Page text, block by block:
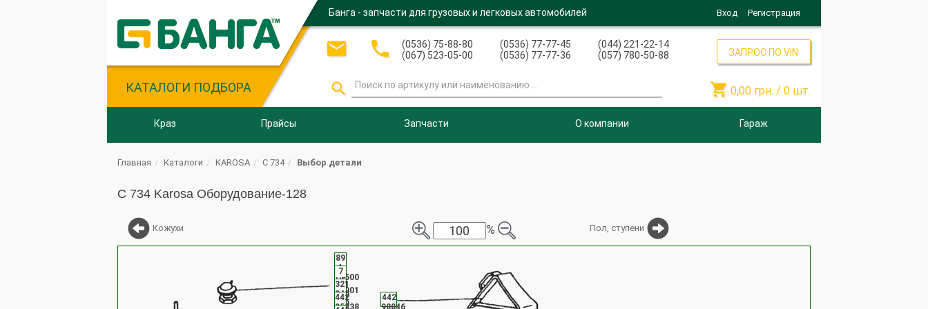
КАТАЛОГИ ПОДБОРА
Банга - запчасти для грузовых и легковых автомобилей Вход Регистрация
 
(0536) 75-88-80
(067) 523-05-00
(0536) 77-77-45
(0536) 77-77-36
(044) 221-22-14
(057) 780-50-88

ЗАПРОС ПО VIN
 0,00 грн. / 0 шт.
Краз Прайсы Запчасти О компании Гараж
Главная Каталоги KAROSA C 734 Выбор детали
C 734 Karosa Оборудование-128
Кожухи % Пол, ступени
89
A
41500
7
UF
26001
321
840
989
442
05238
442
98846